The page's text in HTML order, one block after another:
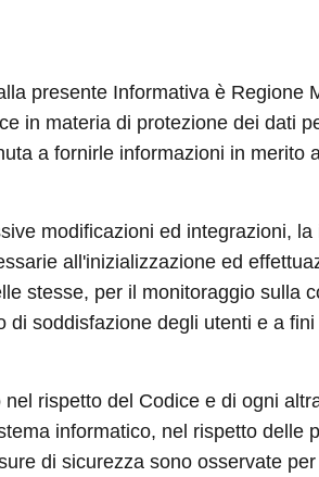
presente Informativa è Regione
in materia di protezione dei dati
a fornirle informazioni in merito
modificazioni ed integrazioni,
all'inizializzazione ed
stesse, per il monitoraggio sulla
soddisfazione degli utenti e a
rispetto del Codice e di ogni
informatico, nel rispetto delle
di sicurezza sono osservate